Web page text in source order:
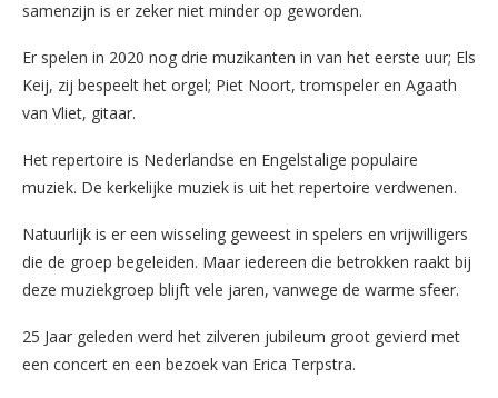
samenzijn is er zeker niet minder op geworden.
Er spelen in 2020 nog drie muzikanten in van het eerste uur; Els
Keij, zij bespeelt het orgel; Piet Noort, tromspeler en Agaath
van Vliet, gitaar.
Het repertoire is Nederlandse en Engelstalige populaire
muziek. De kerkelijke muziek is uit het repertoire verdwenen.
Natuurlijk is er een wisseling geweest in spelers en vrijwilligers
die de groep begeleiden. Maar iedereen die betrokken raakt bij
deze muziekgroep blijft vele jaren, vanwege de warme sfeer.
25 Jaar geleden werd het zilveren jubileum groot gevierd met
een concert en een bezoek van Erica Terpstra.